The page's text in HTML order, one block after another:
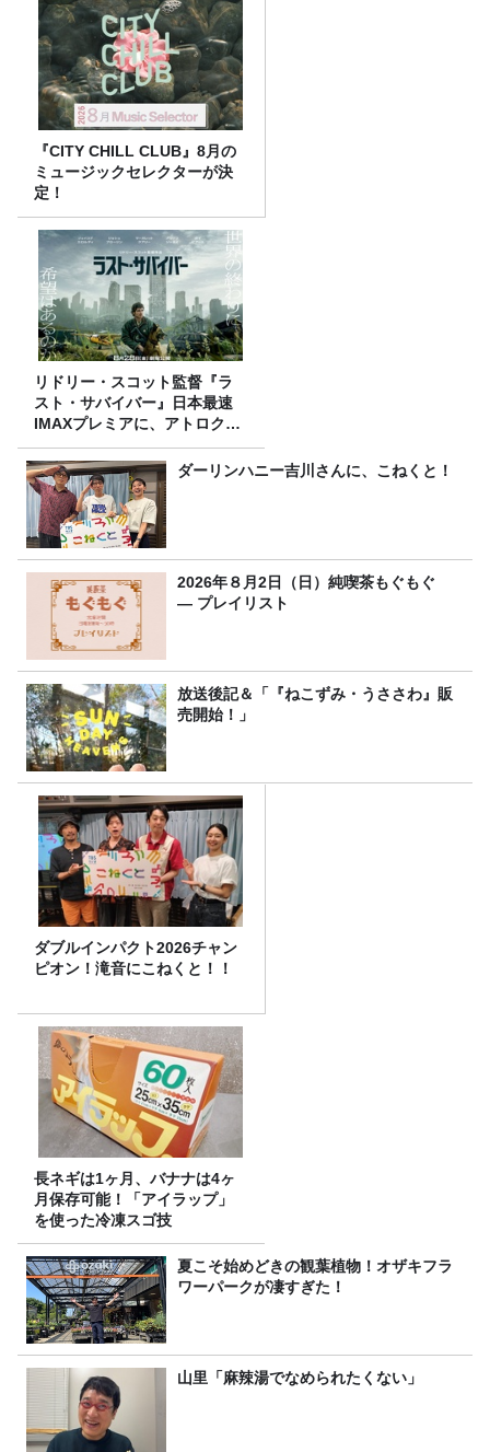
『CITY CHILL CLUB』8月の
ミュージックセレクターが決
定！
リドリー・スコット監督『ラ
スト・サバイバー』日本最速
IMAXプレミアに、アトロクリ
スナー60名をご招待！
ダーリンハニー吉川さんに、こねくと！
2026年８月2日（日）純喫茶もぐもぐ
― プレイリスト
放送後記＆「『ねこずみ・うささわ』販
売開始！」
ダブルインパクト2026チャン
ピオン！滝音にこねくと！！
長ネギは1ヶ月、バナナは4ヶ
月保存可能！「アイラップ」
を使った冷凍スゴ技
夏こそ始めどきの観葉植物！オザキフラ
ワーパークが凄すぎた！
山里「麻辣湯でなめられたくない」